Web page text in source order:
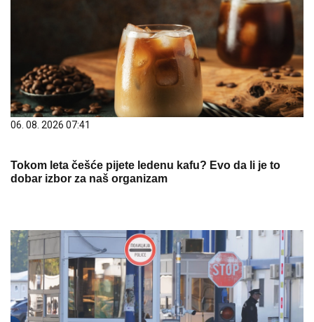
06. 08. 2026 07:41
Tokom leta češće pijete ledenu kafu? Evo da li je to
dobar izbor za naš organizam